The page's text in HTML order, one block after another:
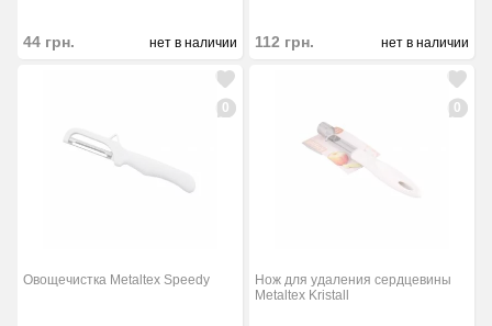
44 грн. нет в наличии 112 грн. нет в наличии
0
Овощечистка Metaltex Speedy
0
Нож для удаления сердцевины
Metaltex Kristall